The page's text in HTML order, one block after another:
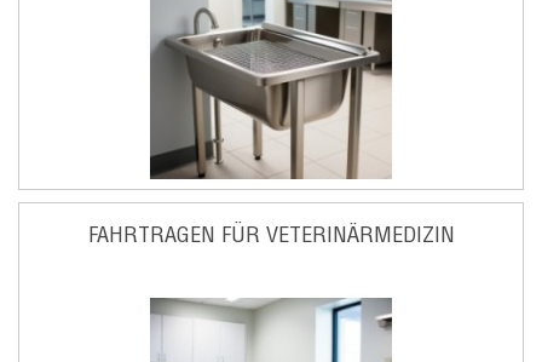
FAHRTRAGEN FÜR VETERINÄRMEDIZIN